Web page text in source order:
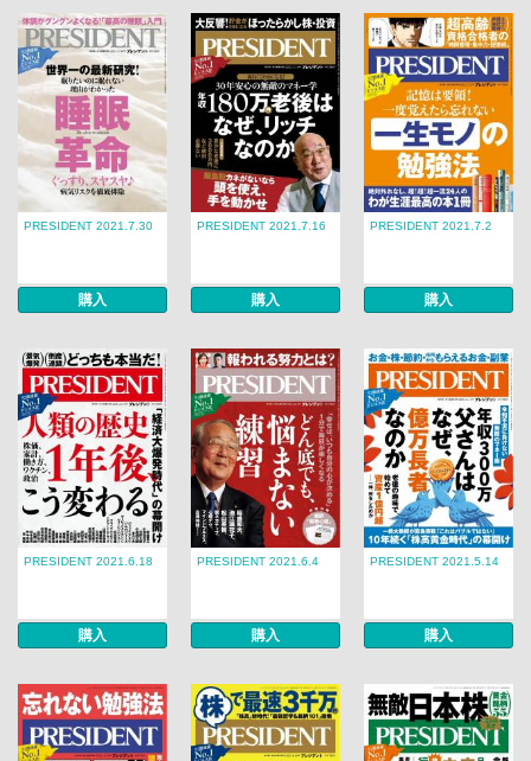
PRESIDENT 2021.7.30
購入
PRESIDENT 2021.7.16
購入
PRESIDENT 2021.7.2
購入
PRESIDENT 2021.6.18
購入
PRESIDENT 2021.6.4
購入
PRESIDENT 2021.5.14
購入